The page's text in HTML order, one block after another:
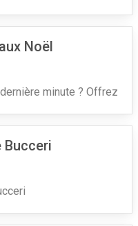
Noël
minute ? Offrez
Bucceri